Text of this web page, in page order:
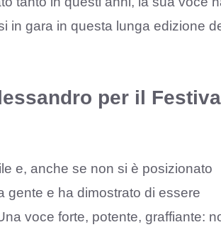
in gara in questa lunga edizione
per il
e, anche se non si è posizionato
gente e ha dimostrato di essere
voce forte, potente, graffiante: